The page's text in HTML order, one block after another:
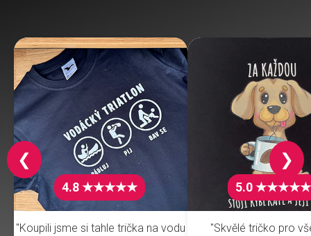
4.8 ★★★★★
"Koupili jsme si tahle trička na vodu
5.0 ★★★★★
"Skvělé tričko pro
❮ ❯